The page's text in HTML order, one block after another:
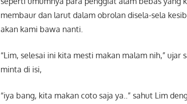
membaur dan larut dalam obrolan disela-sela
akan kami bawa nanti.
“Lim, selesai ini kita mesti makan malam nih,”
minta di isi,
“iya bang, kita makan coto saja ya..” sahut Lim